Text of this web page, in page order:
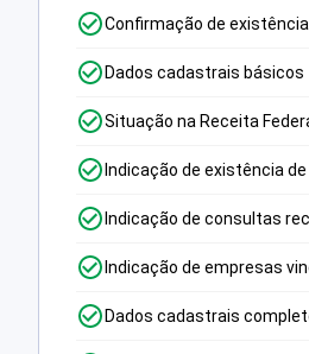
Confirmação de existência
Dados cadastrais básicos
Situação na Receita
Indicação de existência
Indicação de consultas
Indicação de empresas
Dados cadastrais